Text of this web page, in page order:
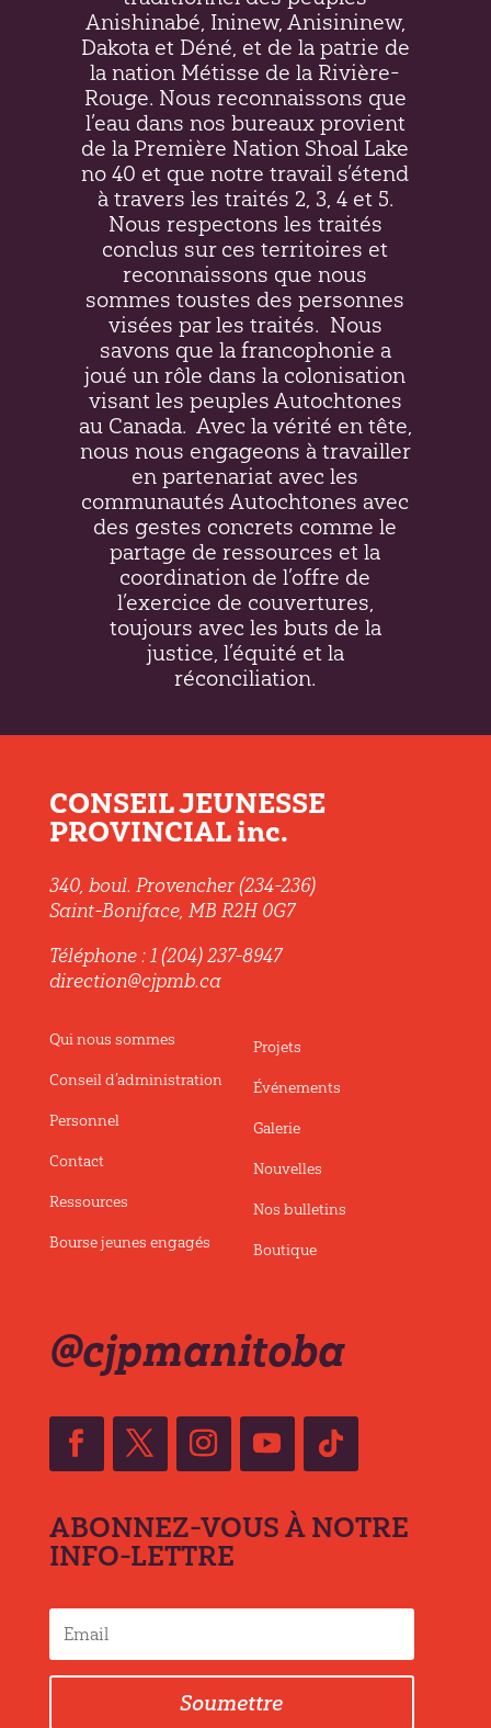
Anishinabé, Ininew, Anisininew,
Dakota et Déné, et de la patrie de
la nation Métisse de la Rivière-
Rouge. Nous reconnaissons que
l’eau dans nos bureaux provient
de la Première Nation Shoal Lake
no 40 et que notre travail s’étend
à travers les traités 2, 3, 4 et 5.
Nous respectons les traités
conclus sur ces territoires et
reconnaissons que nous
sommes toustes des personnes
visées par les traités. Nous
savons que la francophonie a
joué un rôle dans la colonisation
visant les peuples Autochtones
au Canada. Avec la vérité en tête,
nous nous engageons à travailler
en partenariat avec les
communautés Autochtones avec
des gestes concrets comme le
partage de ressources et la
coordination de l’offre de
l’exercice de couvertures,
toujours avec les buts de la
justice, l’équité et la
réconciliation.
CONSEIL JEUNESSE
PROVINCIAL inc.
340, boul. Provencher (234-236)
Saint-Boniface, MB R2H 0G7
Téléphone : 1 (204) 237-8947
direction@cjpmb.ca
Qui nous sommes
Conseil d’administration
Personnel
Contact
Ressources
Bourse jeunes engagés
Projets
Événements
Galerie
Nouvelles
Nos bulletins
Boutique
@cjpmanitoba
ABONNEZ-VOUS À NOTRE
INFO-LETTRE
Soumettre